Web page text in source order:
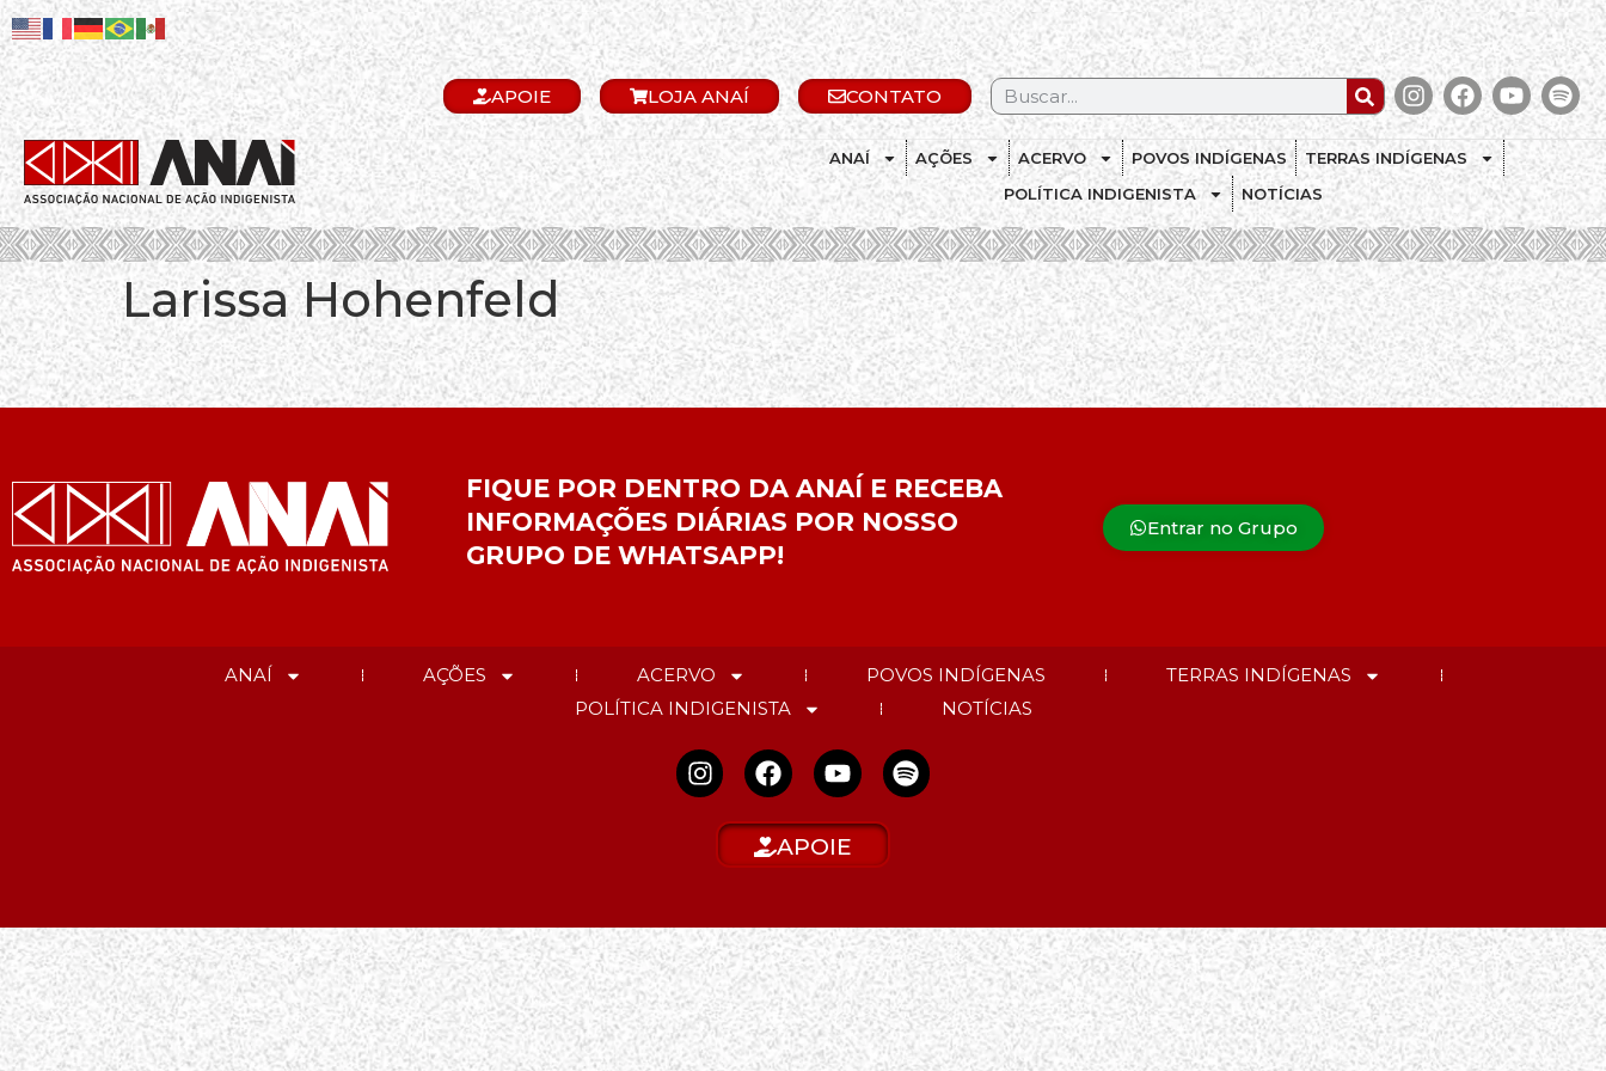
APOIE LOJA ANAÍ CONTATO
ANAÍ AÇÕES ACERVO POVOS INDÍGENAS
TERRAS INDÍGENAS
POLÍTICA INDIGENISTA
NOTÍCIAS
.
Larissa Hohenfeld
FIQUE POR DENTRO DA ANAÍ E RECEBA
INFORMAÇÕES DIÁRIAS POR NOSSO
GRUPO DE WHATSAPP!
Entrar no Grupo
ANAÍ AÇÕES ACERVO POVOS INDÍGENAS
TERRAS INDÍGENAS
POLÍTICA INDIGENISTA
NOTÍCIAS
APOIE